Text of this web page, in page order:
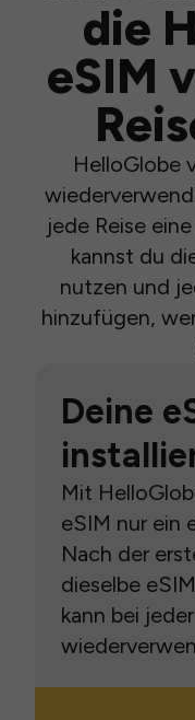
die
eSIM
HelloGlobe
jede Reise
kannst du
nutzen und
hinzufügen,
Deine
Mit
eSIM nur ein
Nach der
dieselbe
kann bei